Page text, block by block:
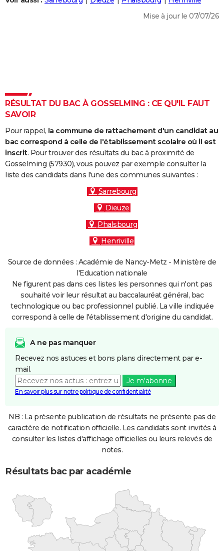
DICTIONNAIRE
Dictionnaire
Biographies
Citations
Expressions
Proverbes
PROGRAMME TV
COPAINS D'AVANT
S'inscrire
Se connecter
Lycées
Collèges
Primaires
Universités
Entreprises
Service militaire
Avis de recherche
AVIS DE DÉCÈS
FORUM
Mise à jour le 07/07/26
RÉSULTAT DU BAC À GOSSELMING : CE QU'IL FAUT
SAVOIR
Pour rappel, la commune de rattachement d'un candidat au
bac correspond à celle de l'établissement scolaire où il est
inscrit. Pour trouver des résultats du bac à proximité de
Gosselming (57930), vous pouvez par exemple consulter la
liste des candidats dans l'une des communes suivantes :
Sarrebourg
Dieuze
Phalsbourg
Henriville
Source de données : Académie de Nancy-Metz - Ministère de
l'Education nationale
Ne figurent pas dans ces listes les personnes qui n'ont pas
souhaité voir leur résultat au baccalauréat général, bac
technologique ou bac professionnel publié. La ville indiquée
correspond à celle de l'établissement d'origine du candidat.
A ne pas manquer
Recevez nos astuces et bons plans directement par e-
mail.
Je m'abonne
En savoir plus sur notre politique de confidentialité
NB : La présente publication de résultats ne présente pas de
caractère de notification officielle. Les candidats sont invités à
consulter les listes d'affichage officielles ou leurs relevés de
notes.
Résultats bac par académie